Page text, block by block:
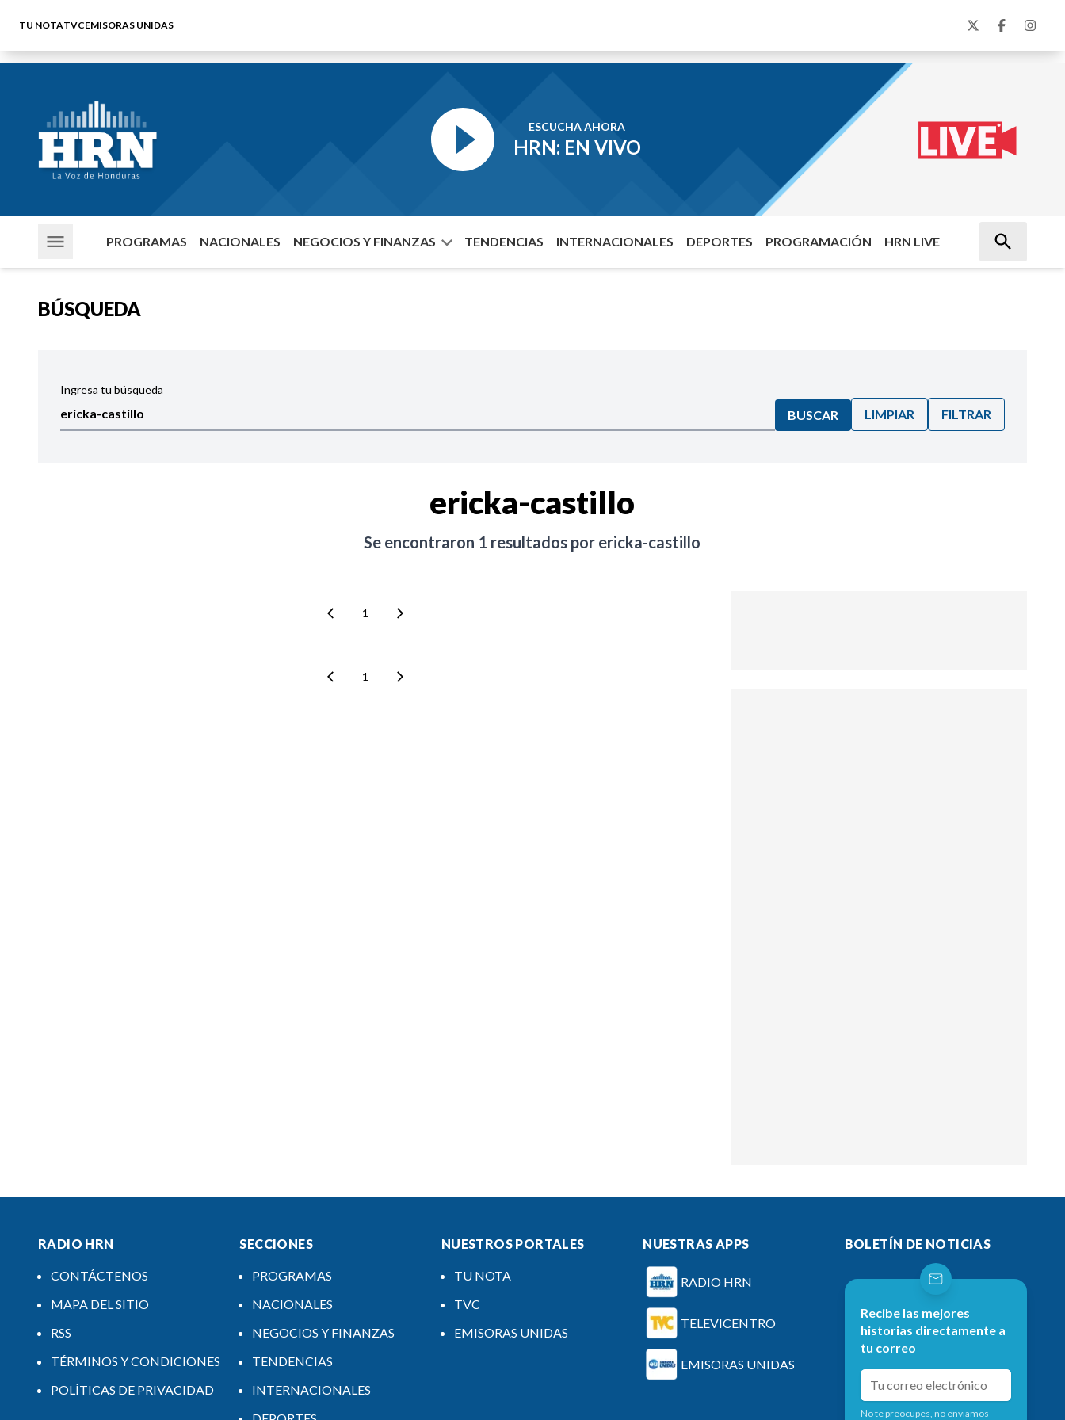
TU NOTATVCEMISORAS UNIDAS
ESCUCHA AHORA
HRN: EN VIVO
PROGRAMAS NACIONALES NEGOCIOS Y FINANZAS TENDENCIAS INTERNACIONALES DEPORTES PROGRAMACIÓN HRN LIVE
BÚSQUEDA
Ingresa tu búsqueda
BUSCAR LIMPIAR FILTRAR
ericka-castillo
Se encontraron 1 resultados por ericka-castillo
1
1
RADIO HRN
CONTÁCTENOS
MAPA DEL SITIO
RSS
TÉRMINOS Y CONDICIONES
POLÍTICAS DE PRIVACIDAD
SECCIONES
PROGRAMAS
NACIONALES
NEGOCIOS Y FINANZAS
TENDENCIAS
INTERNACIONALES
NUESTROS PORTALES
TU NOTA
TVC
EMISORAS UNIDAS
NUESTRAS APPS
RADIO HRN
TELEVICENTRO
EMISORAS UNIDAS
BOLETÍN DE NOTICIAS
Recibe las mejores
historias directamente a
tu correo
No te preocupes, no enviamos